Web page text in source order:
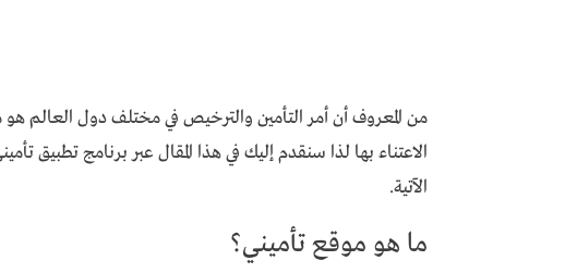
من المعروف أن أمر التأمين والترخيص في مختلف دول العالم
الاعتناء بها لذا سنقدم إليك في هذا المقال عبر برنامج تطبيق
الآتية.
ما هو موقع تأميني؟